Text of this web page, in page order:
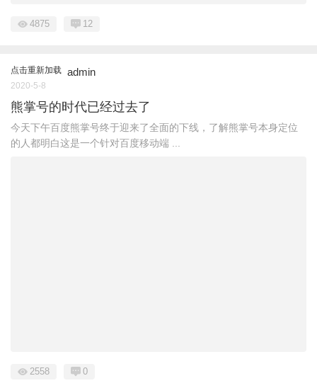
4875 12
点击重新加载 admin
2020-5-8
熊掌号的时代已经过去了
今天下午百度熊掌号终于迎来了全面的下线，了解熊掌号本身定位
的人都明白这是一个针对百度移动端 ...
2558 0